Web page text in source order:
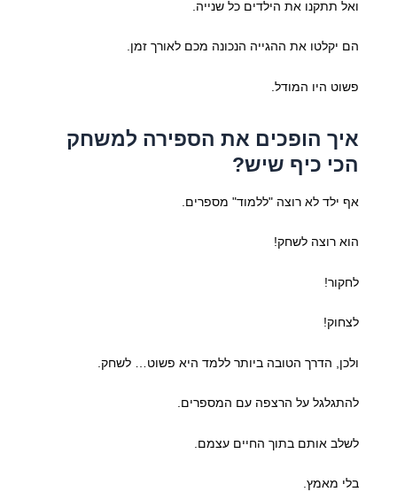
ואל תתקנו את הילדים כל שנייה.
הם יקלטו את ההגייה הנכונה מכם לאורך זמן.
פשוט היו המודל.
איך הופכים את הספירה למשחק
הכי כיף שיש?
אף ילד לא רוצה "ללמוד" מספרים.
הוא רוצה לשחק!
לחקור!
לצחוק!
ולכן, הדרך הטובה ביותר ללמד היא פשוט… לשחק.
להתגלגל על הרצפה עם המספרים.
לשלב אותם בתוך החיים עצמם.
בלי מאמץ.